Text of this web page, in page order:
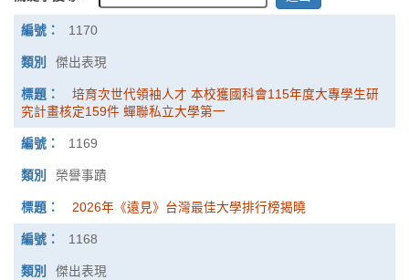
列
1170
傑出表現
培育次世代領袖人才 本校獲國科會115年度大專學生研
究計畫核定159件 蟬聯私立大學第一
1169
榮譽事蹟
2026年《遠見》台灣最佳大學排行榜揭曉
1168
傑出表現